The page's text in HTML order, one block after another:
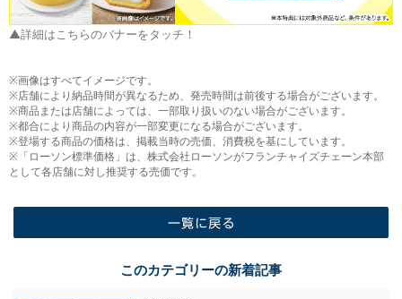
▲詳細はこちらのバナーをタッチ！
※画像はすべてイメージです。
※店舗により納品時間が異なるため、発売時間は前後する場合がございます。
※商品または店舗によっては、一部取り扱いのない場合がございます。
※都合により商品の内容が一部変更になる場合がございます。
※登場する商品の価格は、掲載当時の売価、消費税を基にしています。
※「ローソン標準価格」は、株式会社ローソンがフランチャイズチェーン本部
として各店舗に対し推奨する売価です。
このカテゴリーの新着記事